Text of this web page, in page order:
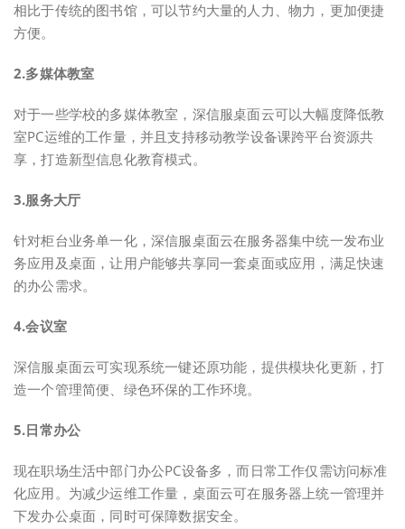
相比于传统的图书馆，可以节约大量的人力、物力，更加便捷
方便。
2.多媒体教室
对于一些学校的多媒体教室，深信服桌面云可以大幅度降低教
室PC运维的工作量，并且支持移动教学设备课跨平台资源共
享，打造新型信息化教育模式。
3.服务大厅
针对柜台业务单一化，深信服桌面云在服务器集中统一发布业
务应用及桌面，让用户能够共享同一套桌面或应用，满足快速
的办公需求。
4.会议室
深信服桌面云可实现系统一键还原功能，提供模块化更新，打
造一个管理简便、绿色环保的工作环境。
5.日常办公
现在职场生活中部门办公PC设备多，而日常工作仅需访问标准
化应用。为减少运维工作量，桌面云可在服务器上统一管理并
下发办公桌面，同时可保障数据安全。